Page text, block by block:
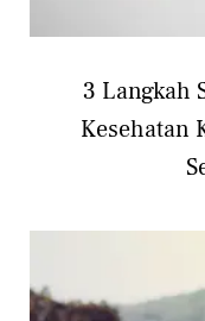
3 Langkah
Kesehatan